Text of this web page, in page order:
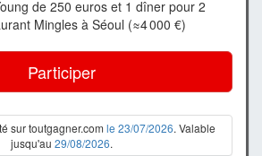
de 250 euros et 1 dîner pour 2
Mingles à Séoul (≈4 000 €)
Participer
sur toutgagner.com le 23/07/2026. Valable
jusqu'au 29/08/2026.